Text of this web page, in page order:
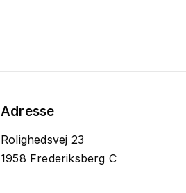
Adresse
Rolighedsvej 23
1958 Frederiksberg C